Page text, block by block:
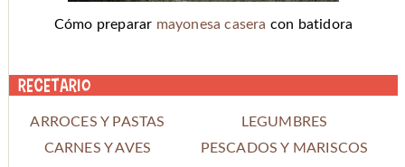
Cómo preparar mayonesa casera con batidora
Recetario
ARROCES Y PASTAS
LEGUMBRES
CARNES Y AVES
PESCADOS Y MARISCOS